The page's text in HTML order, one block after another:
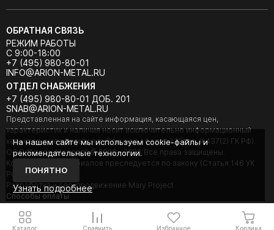
Каталог Сравнить Избранное Корзина
ОБРАТНАЯ СВЯЗЬ
РЕЖИМ РАБОТЫ
С 9:00-18:00
+7 (495) 980-80-01
INFO@ARION-METAL.RU
ОТДЕЛ СНАБЖЕНИЯ
+7 (495) 980-80-01 ДОБ. 201
SNAB@ARION-METAL.RU
Представленная на сайте информация, касающаяся цен,
характеристик и наличия носит исключительно информационный
характер и не является публичной офертой (Статья 437(2) ГК РФ).
ООО "Арион-Металл" © 2020 - 2026 Все права защищены.
Копирование материалов преследуется по закону (Статья 146 УК
РФ).
Разработка и seo-продвижение Mary Project
Cпособы оплаты
На нашем сайте мы используем cookie-файлы и
рекомендательные технологии.
ПОНЯТНО
Узнать подробнее